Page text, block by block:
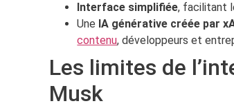
Interface simplifiée, facilitant
Une IA générative créée par
contenu, développeurs et
Les limites de
Musk